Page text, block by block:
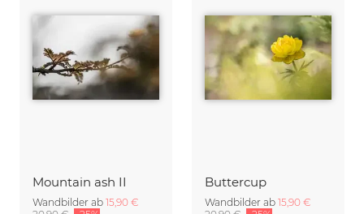
Mountain ash II
Wandbilder ab 15,90 €
Buttercup
Wandbilder ab 15,90 €